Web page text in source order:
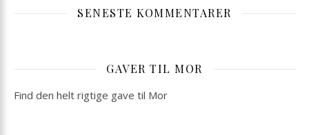
SENESTE KOMMENTARER
GAVER TIL MOR
Find den helt rigtige gave til Mor